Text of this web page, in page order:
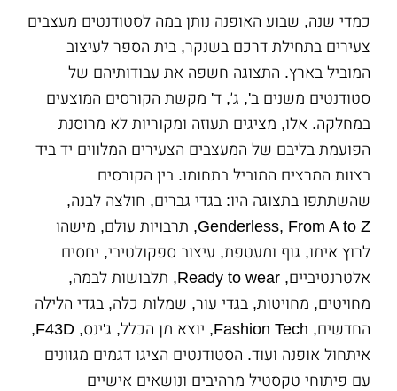
כמדי שנה, שבוע האופנה נותן במה לסטודנטים מעצבים
צעירים בתחילת דרכם בשנקר, בית הספר לעיצוב
המוביל בארץ. התצוגה חשפה את עבודותיהם של
סטודנטים משנים ב', ג׳, ד' מקשת הקורסים המוצעים
במחלקה. אלו, מציגים תעוזה ומקוריות לא מרוסנת
הפועמת בליבם של המעצבים הצעירים המלווים יד ביד
בצוות המרצים המוביל בתחומו. בין הקורסים
שהשתתפו בתצוגה היו: בגדי גברים, חולצה לבנה,
Genderless, From A to Z, תרבויות עולם, מישהו
לרוץ איתו, גוף ומעטפת, עיצוב ספקולטיבי, יחסים
אלטרנטיביים, Ready to wear, תלבושות לבמה,
מחויטים, מחויטות, בגדי עור, שמלות כלה, בגדי הלילה
החדשים, Fashion Tech, יוצא מן הכלל, ג'ינס, F43D,
איתחול אופנה ועוד. הסטודנטים הציגו דגמים מגוונים
עם פיתוחי טקסטיל מרהיבים ונושאים אישיים